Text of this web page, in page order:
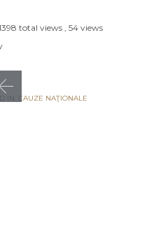
total views , 54 views
IN: CAUZE NAŢIONALE